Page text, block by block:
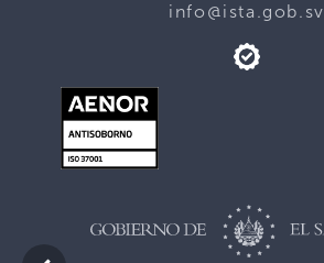
info@ista.gob.sv